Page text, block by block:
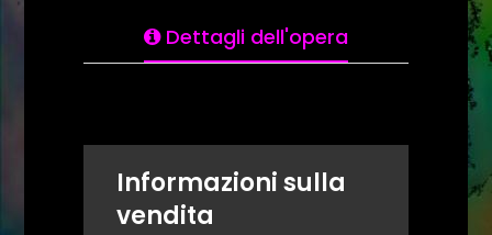
Dettagli dell'opera
Informazioni sulla
vendita